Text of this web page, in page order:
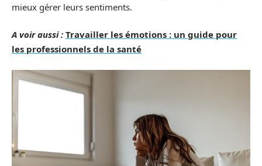
mieux gérer leurs sentiments.
A voir aussi : Travailler les émotions : un guide pour
les professionnels de la santé